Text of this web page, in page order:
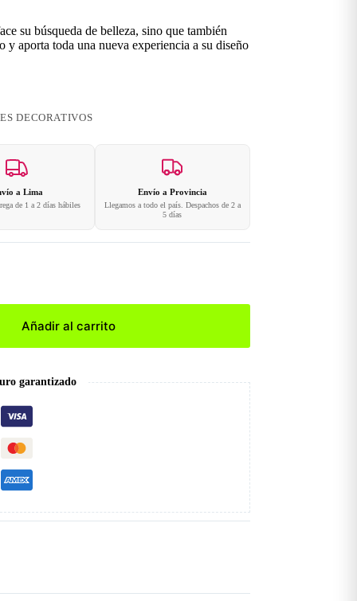
su búsqueda de belleza, sino que también
aporta toda una nueva experiencia a su diseño
DECORATIVOS
a Lima
de 1 a 2 días hábiles
Envío a Provincia
Llegamos a todo el país. Despachos de 2 a
5 días
Añadir al carrito
garantizado